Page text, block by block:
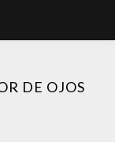
DE OJOS